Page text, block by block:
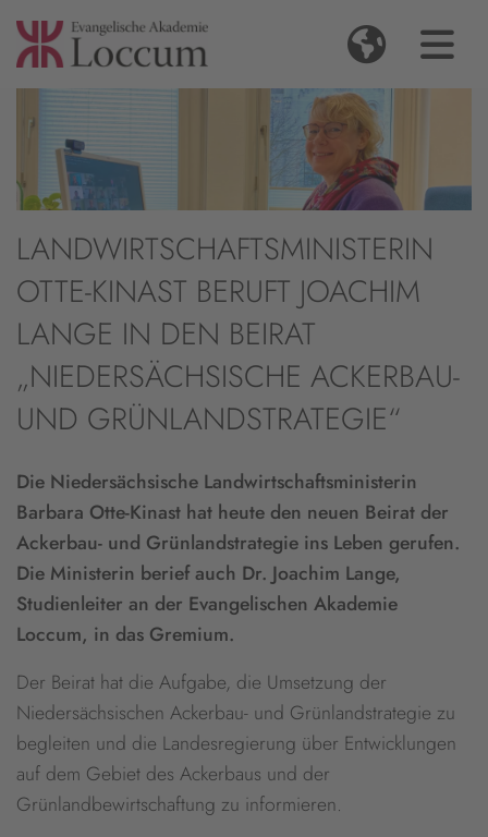
LANDWIRTSCHAFTSMINISTERIN
OTTE-KINAST BERUFT JOACHIM
LANGE IN DEN BEIRAT
„NIEDERSÄCHSISCHE ACKERBAU-
UND GRÜNLANDSTRATEGIE“
Die Niedersächsische Landwirtschaftsministerin
Barbara Otte-Kinast hat heute den neuen Beirat der
Ackerbau- und Grünlandstrategie ins Leben gerufen.
Die Ministerin berief auch Dr. Joachim Lange,
Studienleiter an der Evangelischen Akademie
Loccum, in das Gremium.
Der Beirat hat die Aufgabe, die Umsetzung der
Niedersächsischen Ackerbau- und Grünlandstrategie zu
begleiten und die Landesregierung über Entwicklungen
auf dem Gebiet des Ackerbaus und der
Grünlandbewirtschaftung zu informieren.